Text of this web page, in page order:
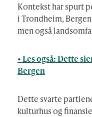
Kontekst har spurt
i Trondheim,
men også
• Les også: Dette
Bergen
Dette svarte
kulturhus og